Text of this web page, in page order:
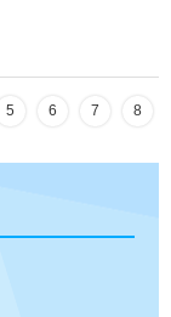
5 6 7 8